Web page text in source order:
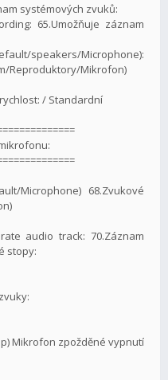
systémových zvuků:
65.Umožňuje záznam
speakers/Microphone):
Reproduktory/Mikrofon)
/ Standardní
Microphone) 68.Zvukové
audio track: 70.Záznam
stopy:
Mikrofon zpožděné vypnutí